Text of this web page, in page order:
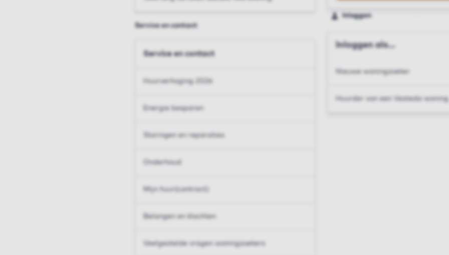
Service en contact
Service en contact
Huurverhoging 2026
Energie besparen
Storingen en reparaties
Onderhoud
Mijn huur(contract)
Belangen en klachten
Veelgestelde vragen woningzoekers
Inloggen
Inloggen als...
Nieuwe woningzoeker
Huurder van een Vesteda woning